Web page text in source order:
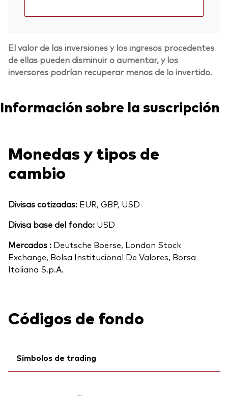
El valor de las inversiones y los ingresos procedentes
de ellas pueden disminuir o aumentar, y los
inversores podrían recuperar menos de lo invertido.
Información sobre la suscripción
Monedas y tipos de
cambio
Divisas cotizadas: EUR, GBP, USD
Divisa base del fondo: USD
Mercados : Deutsche Boerse, London Stock
Exchange, Bolsa Institucional De Valores, Borsa
Italiana S.p.A.
Códigos de fondo
Símbolos de trading